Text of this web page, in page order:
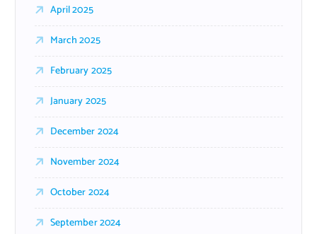
April 2025
March 2025
February 2025
January 2025
December 2024
November 2024
October 2024
September 2024